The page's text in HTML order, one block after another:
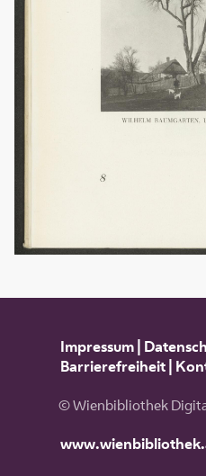
Impressum|
Barrierefreiheit|
© Wienbibliothek